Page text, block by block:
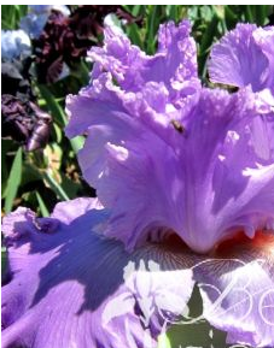
Silk
Romance